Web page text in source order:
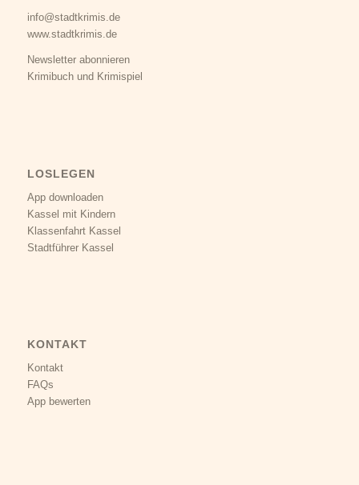
info@stadtkrimis.de
www.stadtkrimis.de
Newsletter abonnieren
Krimibuch und Krimispiel
LOSLEGEN
App downloaden
Kassel mit Kindern
Klassenfahrt Kassel
Stadtführer Kassel
KONTAKT
Kontakt
FAQs
App bewerten